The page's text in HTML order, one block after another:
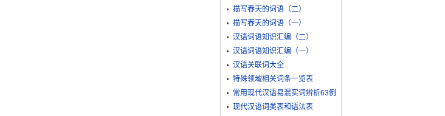
描写春天的词语（二）
描写春天的词语（一）
汉语词语知识汇编（二）
汉语词语知识汇编（一）
汉语关联词大全
特殊领域相关词条一览表
常用现代汉语易混实词辨析63例
现代汉语词类表和语法表